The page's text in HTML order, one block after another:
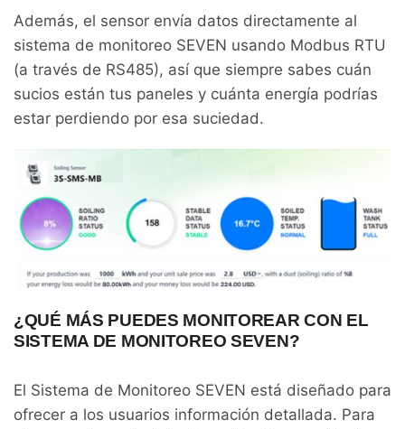
Además, el sensor envía datos directamente al
sistema de monitoreo SEVEN usando Modbus RTU
(a través de RS485), así que siempre sabes cuán
sucios están tus paneles y cuánta energía podrías
estar perdiendo por esa suciedad.
¿QUÉ MÁS PUEDES MONITOREAR CON EL
SISTEMA DE MONITOREO SEVEN?
El Sistema de Monitoreo SEVEN está diseñado para
ofrecer a los usuarios información detallada. Para